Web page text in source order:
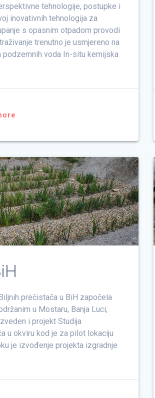
tehnologije, postupke i
inovativnih tehnologija za
s opasnim otpadom provodi
trenutno je usmjereno na
voda In-situ kemijska
prečistača u BiH započela
u Mostaru, Banja Luci,
i projekt Studija
u okviru kod je za pilot lokaciju
je izvođenje projekta izgradnje